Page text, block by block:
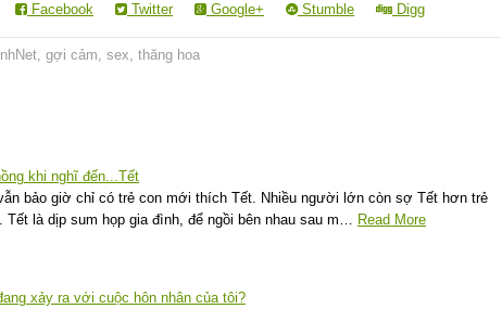
Facebook Twitter Google+ Stumble Digg
, gợi cảm, sex, thăng hoa
khi nghĩ đến...Tết
bảo giờ chỉ có trẻ con mới thích Tết. Nhiều người lớn còn sợ Tết hơn trẻ
Tết là dịp sum họp gia đình, để ngồi bên nhau sau m…
Read More
xảy ra với cuộc hôn nhân của tôi?